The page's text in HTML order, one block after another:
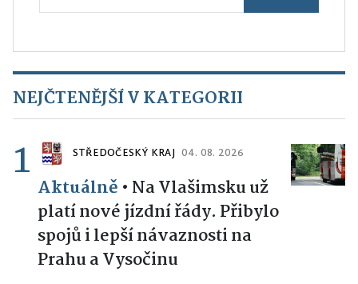
NEJČTENĚJŠÍ V KATEGORII
1 STŘEDOČESKÝ KRAJ 04. 08. 2026
Aktuálně • Na Vlašimsku už
platí nové jízdní řády. Přibylo
spojů i lepší návaznosti na
Prahu a Vysočinu